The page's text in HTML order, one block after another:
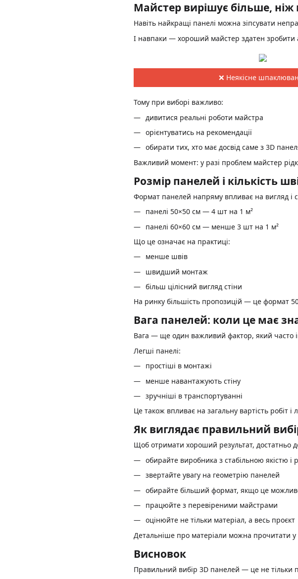
Майстер вирішує більше, ніж
Навіть найкращі панелі можна зіпсувати
І навпаки — хороший майстер здатен зробити
❌ Неякісне
Тому при виборі важливо:
дивитися реальні роботи майстра
орієнтуватись на рекомендації
обирати тих, хто має досвід саме з 3D
Важливий момент: у разі проблем майстер
Розмір панелей і кількість
Формат панелей напряму впливає на вигляд і
панелі 50×50 см — 4 шт на 1 м²
панелі 60×60 см — менше 3 шт на 1 м²
Що це означає на практиці:
менше швів
швидший монтаж
більш цілісний вигляд стіни
На ринку більшість пропозицій — це формат
Вага панелей: коли це має
Вага — ще один важливий фактор, який часто
Легші панелі:
простіші в монтажі
менше навантажують стіну
зручніші в транспортуванні
Це також впливає на загальну вартість робіт і
Як виглядає правильний
Щоб отримати хороший результат, достатньо
обирайте виробника з стабільною якістю і
звертайте увагу на геометрію панелей
обирайте більший формат, якщо це
працюйте з перевіреними майстрами
оцінюйте не тільки матеріал, а весь проєкт
Детальніше про матеріали можна прочитати у
Висновок
Правильний вибір 3D панелей — це не тільки